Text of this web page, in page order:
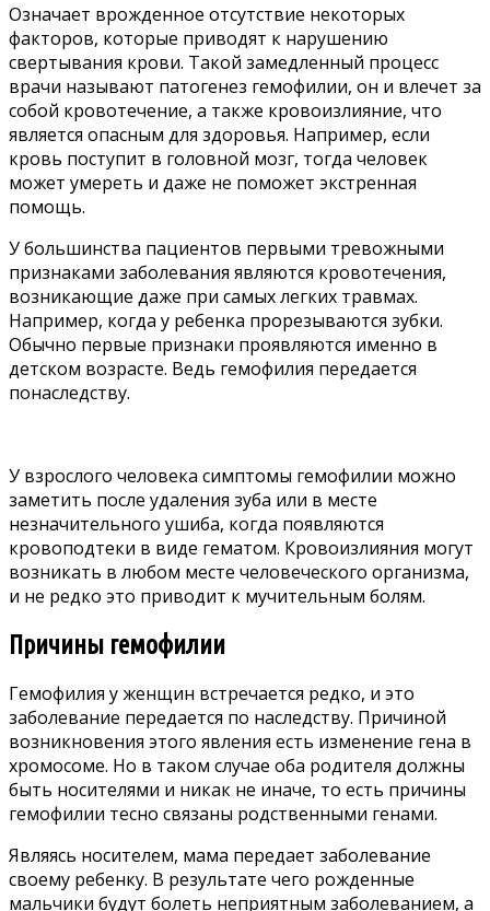
Означает врожденное отсутствие некоторых
факторов, которые приводят к нарушению
свертывания крови. Такой замедленный процесс
врачи называют патогенез гемофилии, он и влечет за
собой кровотечение, а также кровоизлияние, что
является опасным для здоровья. Например, если
кровь поступит в головной мозг, тогда человек
может умереть и даже не поможет экстренная
помощь.
У большинства пациентов первыми тревожными
признаками заболевания являются кровотечения,
возникающие даже при самых легких травмах.
Например, когда у ребенка прорезываются зубки.
Обычно первые признаки проявляются именно в
детском возрасте. Ведь гемофилия передается
понаследству.
У взрослого человека симптомы гемофилии можно
заметить после удаления зуба или в месте
незначительного ушиба, когда появляются
кровоподтеки в виде гематом. Кровоизлияния могут
возникать в любом месте человеческого организма,
и не редко это приводит к мучительным болям.
Причины гемофилии
Гемофилия у женщин встречается редко, и это
заболевание передается по наследству. Причиной
возникновения этого явления есть изменение гена в
хромосоме. Но в таком случае оба родителя должны
быть носителями и никак не иначе, то есть причины
гемофилии тесно связаны родственными генами.
Являясь носителем, мама передает заболевание
своему ребенку. В результате чего рожденные
мальчики будут болеть неприятным заболеванием, а